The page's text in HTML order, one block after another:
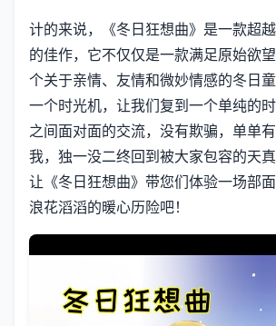
计的来说，《冬日狂想曲》是一款​​超
的佳作​​，它不仅仅是一款满足原始欲
个关于亲情、友情和微妙情感的冬日
一个时光机，让我们复到一个单纯的
之间面对面的交流，没有欺骗，单单
我，独一没二终回到被大家包容的天
让《冬日狂想曲》带您们体验一场​​部
浪花滔滔​​的暖心历险吧！